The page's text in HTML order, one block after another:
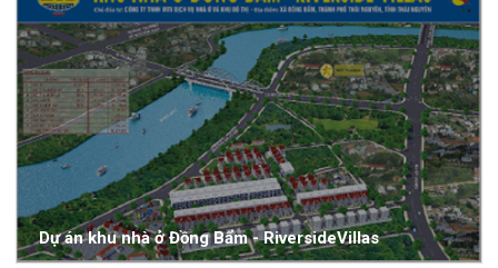
Dự án khu nhà ở Đồng Bẩm - RiversideVillas